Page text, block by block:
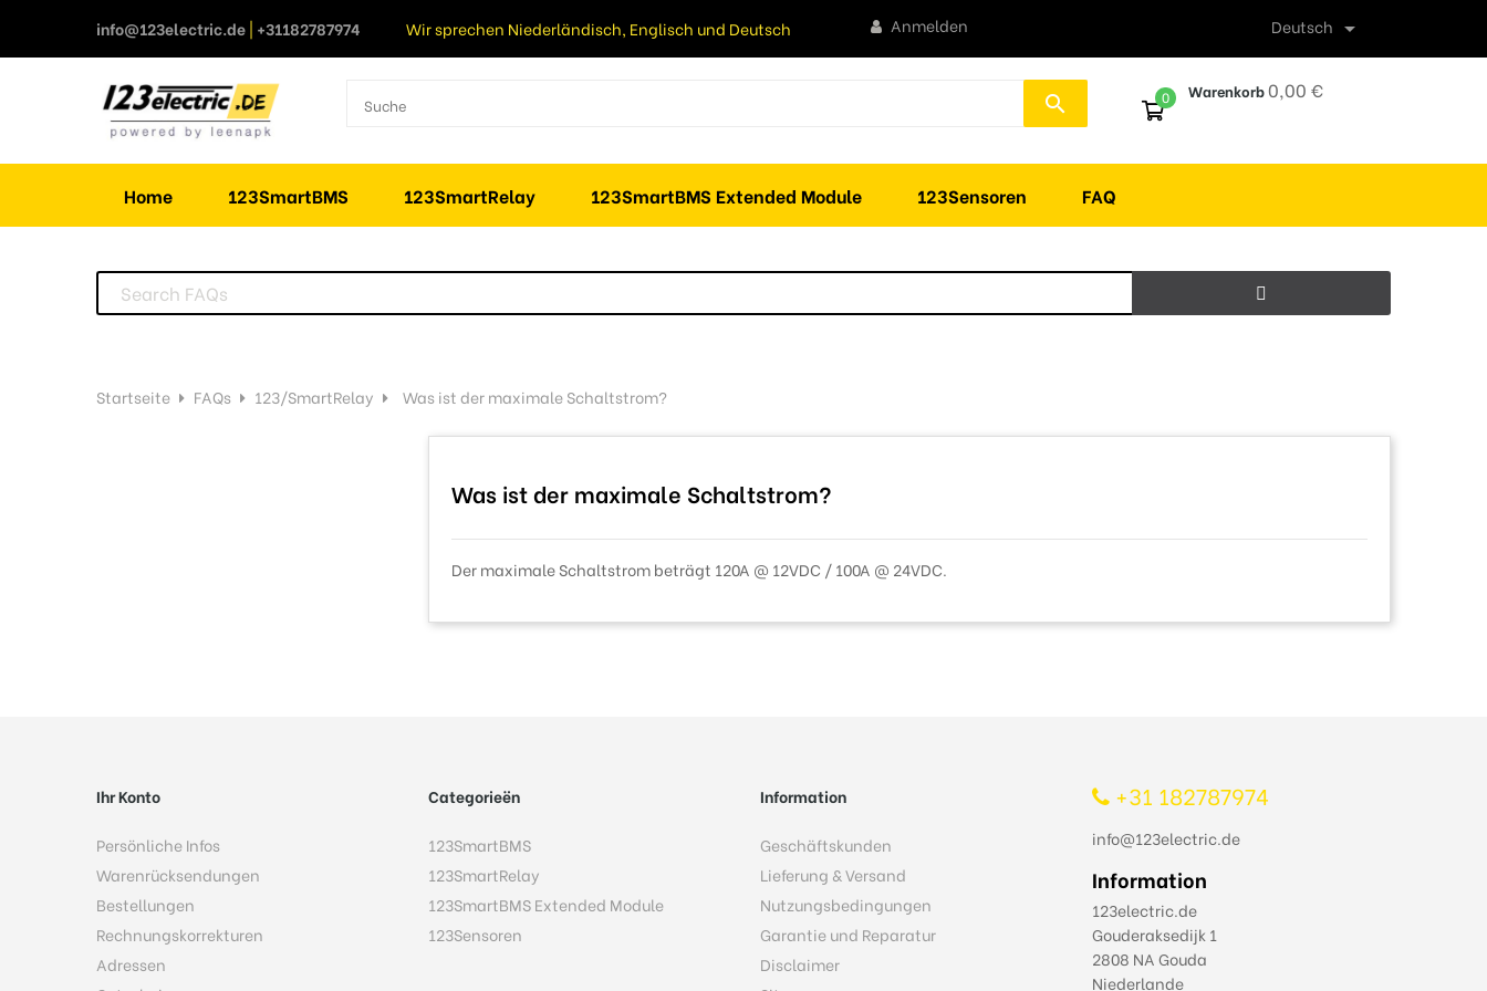
info@123electric.de| +31182787974 Wir sprechen Niederländisch, Englisch und Deutsch Deutsch 
Anmelden
search Warenkorb0,00 €
0
Home 123SmartBMS 123SmartRelay 123SmartBMS Extended Module 123Sensoren FAQ
Startseite FAQs 123/SmartRelay Was ist der maximale Schaltstrom?
Was ist der maximale Schaltstrom?
Der maximale Schaltstrom beträgt 120A @ 12VDC / 100A @ 24VDC.
Ihr Konto
Persönliche Infos
Warenrücksendungen
Bestellungen
Rechnungskorrekturen
Adressen
Categorieën
123SmartBMS
123SmartRelay
123SmartBMS Extended Module
123Sensoren
Information
Geschäftskunden
Lieferung & Versand
Nutzungsbedingungen
Garantie und Reparatur
Disclaimer
+31 182787974
info@123electric.de
Information
123electric.de
Gouderaksedijk 1
2808 NA Gouda
Niederlande